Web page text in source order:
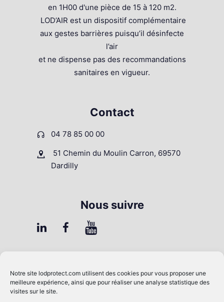
Notre site lodprotect.com utilisent des cookies pour vous proposer une
meilleure expérience, ainsi que pour réaliser une analyse statistique des
visites sur le site.
en 1H00 d'une pièce de 15 à 120 m2.
LOD’AIR est un dispositif complémentaire
aux gestes barrières puisqu’il désinfecte
l’air
et ne dispense pas des recommandations
sanitaires en vigueur.
Contact
04 78 85 00 00
51 Chemin du Moulin Carron, 69570
Dardilly
Nous suivre
FAQ
Contrôle Qualité